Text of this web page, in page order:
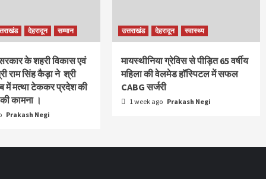
देहरादून सम्मान
के शहरी विकास एवं
राम सिंह कैड़ा ने श्री
में मत्था टेककर प्रदेश की
कामना ।
Prakash Negi
उत्तराखंड देहरादून स्वास्थ्य
मायस्थीनिया ग्रेविस से पीड़ित 65 वर्षीय
महिला की वेलमेड हॉस्पिटल में सफल
CABG सर्जरी
1 week ago Prakash Negi